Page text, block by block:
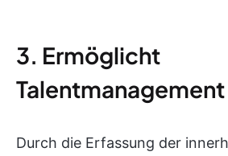
3. Ermöglicht
Talentmanagement
Durch die Erfassung der